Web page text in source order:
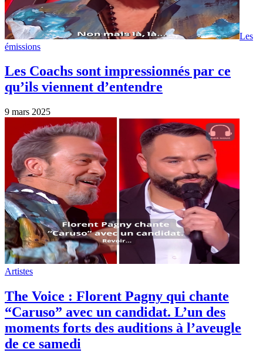
Les
émissions
Les Coachs sont impressionnés par ce
qu’ils viennent d’entendre
9 mars 2025
Artistes
The Voice : Florent Pagny qui chante
“Caruso” avec un candidat. L’un des
moments forts des auditions à l’aveugle
de ce samedi